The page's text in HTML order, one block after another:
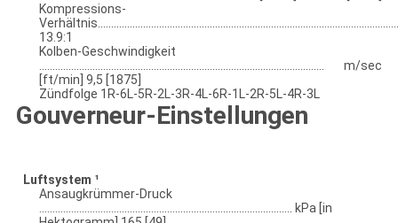
Kompressions-
13.9:1
Kolben-Geschwindigkeit
........................................................................................................... m/sec
[ft/min] 9,5 [1875]
Zündfolge 1R-6L-5R-2L-3R-4L-6R-1L-2R-5L-4R-3L
Gouverneur-Einstellungen
Luftsystem ¹
Ansaugkrümmer-Druck
............................................................................................... kPa [in